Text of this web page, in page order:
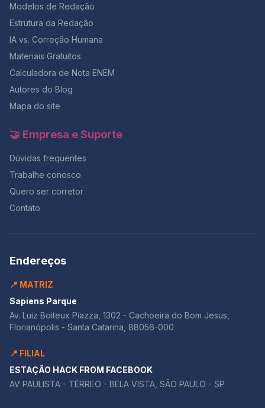
Modelos de Redação
Estrutura da Redação
IA vs. Correção Humana
Materiais Gratuitos
Calculadora de Nota ENEM
Autores do Blog
Mapa do site
🤝 Empresa e Suporte
Dúvidas frequentes
Trabalhe conosco
Quero ser corretor
Contato
Endereços
📍 MATRIZ
Sapiens Parque
Av. Luiz Boiteux Piazza, 1302 - Cachoeira do Bom Jesus,
Florianópolis - Santa Catarina, 88056-000
📍 FILIAL
ESTAÇÃO HACK FROM FACEBOOK
AV PAULISTA - TÉRREO - BELA VISTA, SÃO PAULO - SP